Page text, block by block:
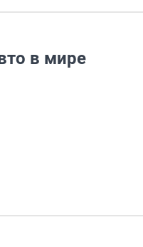
в мире